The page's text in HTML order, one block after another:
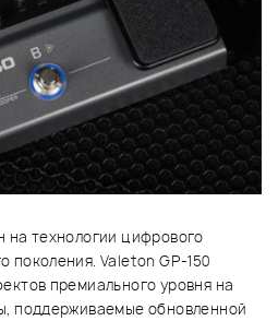
на технологии цифрового
поколения. Valeton GP-150
премиального уровня на
поддерживаемые обновленной